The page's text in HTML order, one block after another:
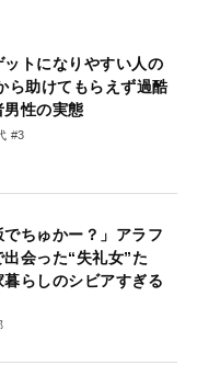
トになりやすい人の
ら助けてもらえず過酷
性の実態
#3
でちゅかー？」アラフ
会った“失礼女”た
らしのシビアすぎる